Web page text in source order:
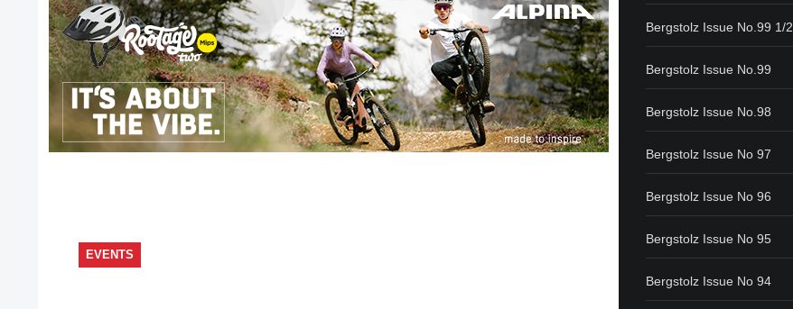
EVENTS
Bergstolz Issue No.99 1/2
Bergstolz Issue No.99
Bergstolz Issue No.98
Bergstolz Issue No 97
Bergstolz Issue No 96
Bergstolz Issue No 95
Bergstolz Issue No 94